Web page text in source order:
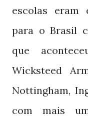
escolas eram
para o Brasil
que
Wicksteed
Nottingham,
com mais